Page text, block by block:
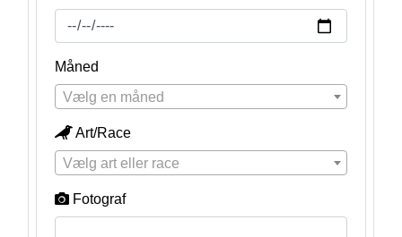
Måned
Vælg en måned
Art/Race
Vælg art eller race
Fotograf